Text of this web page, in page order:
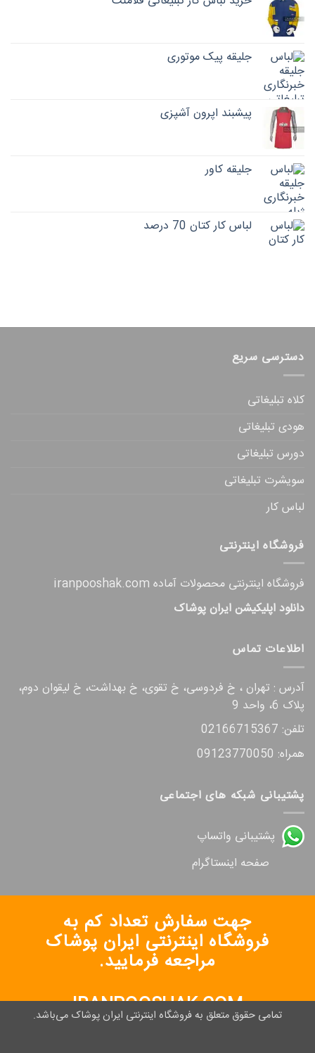
جلیقه پیک موتوری
پیشبند اپرون آشپزی
جلیقه کاور
لباس کار کتان 70 درصد
دسترسی سریع
کلاه تبلیغاتی
هودی تبلیغاتی
دورس تبلیغاتی
سویشرت تبلیغاتی
لباس کار
فروشگاه اینترنتی
فروشگاه اینترنتی محصولات آماده iranpooshak.com
دانلود اپلیکیشن ایران پوشاک
اطلاعات تماس
آدرس : تهران ، خ فردوسی، خ تقوی، خ بهداشت، خ لیقوان دوم،
پلاک 6، واحد 9
تلفن: 02166715367
همراه: 09123770050
پشتیبانی شبکه های اجتماعی
پشتیبانی واتساپ
صفحه اینستاگرام
جهت سفارش تعداد کم به
فروشگاه اینترنتی ایران پوشاک
مراجعه فرمایید.
IRANPOOSHAK.COM
تمامی حقوق متعلق به فروشگاه اینترنتی ایران پوشاک می‌باشد.